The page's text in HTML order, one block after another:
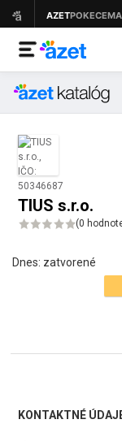
TIUS s.r.o.
(0
Dnes: zatvorené
KONTAKTNÉ